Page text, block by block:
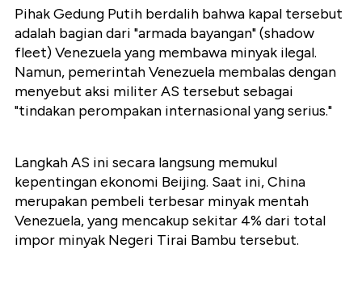
Pihak Gedung Putih berdalih bahwa kapal tersebut
adalah bagian dari "armada bayangan" (shadow
fleet) Venezuela yang membawa minyak ilegal.
Namun, pemerintah Venezuela membalas dengan
menyebut aksi militer AS tersebut sebagai
"tindakan perompakan internasional yang serius."
Langkah AS ini secara langsung memukul
kepentingan ekonomi Beijing. Saat ini, China
merupakan pembeli terbesar minyak mentah
Venezuela, yang mencakup sekitar 4% dari total
impor minyak Negeri Tirai Bambu tersebut.